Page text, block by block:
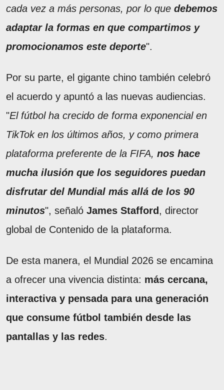
cada vez a más personas, por lo que debemos
adaptar la formas en que compartimos y
promocionamos este deporte".
Por su parte, el gigante chino también celebró
el acuerdo y apuntó a las nuevas audiencias.
"El fútbol ha crecido de forma exponencial en
TikTok en los últimos años, y como primera
plataforma preferente de la FIFA, nos hace
mucha ilusión que los seguidores puedan
disfrutar del Mundial más allá de los 90
minutos", señaló James Stafford , director
global de Contenido de la plataforma.
De esta manera, el Mundial 2026 se encamina
a ofrecer una vivencia distinta: más cercana,
interactiva y pensada para una generación
que consume fútbol también desde las
pantallas y las redes.